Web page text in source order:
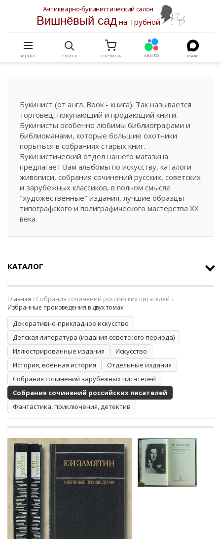
Антикварно-букинистический салон
Вишнёвый садна Трубной
МЕНЮ ПОИСК КОРЗИНА АВИТО МАКС
Букинист (от англ. Book - книга). Так называется
торговец, покупающий и продающий книги.
Букинисты особенно любимы библиографами и
библиоманами, которые большие охотники
порыться в собраниях старых книг.
Букинистический отдел нашего магазина
предлагает Вам альбомы по искусству, каталоги
живописи, собрания сочинений русских, советских
и зарубежных классиков, в полном смысле
"художественные" издания, лучшие образцы
типографского и полиграфического мастерства XX
века.
КАТАЛОГ
Главная
Собрания сочинений российских писателей
Избранные произведения в двух томах
Декоративно-прикладное искусство
Детская литература (издания советского периода)
Иллюстрированные издания
Искусство
История, военная история
Отдельные издания
Собрания сочинений зарубежных писателей
Собрания сочинений российских писателей
Фантастика, приключения, детектив